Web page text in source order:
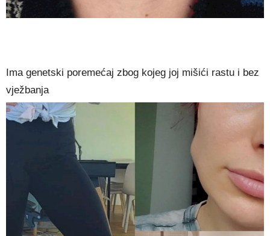
Ima genetski poremećaj zbog kojeg joj mišići rastu i bez
vježbanja